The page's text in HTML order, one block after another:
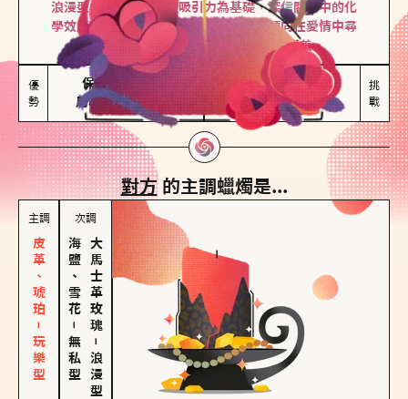
浪漫型的人以激情與性吸引力為基礎，深信關係中的化
學效應，認為每次相遇都是命中註定。傾向在愛情中尋
找火花，經常表達對另一半的愛意和讚美。
優
勢
保持戀愛新鮮感
用心策劃浪漫驚喜
情緒起伏較大
感情中較需要關注
挑
戰
對方的主調蠟燭是...
主調
皮革、琥珀－玩樂型
次調
海鹽、雪花
－
無私型
大馬士革玫瑰
－
浪漫型